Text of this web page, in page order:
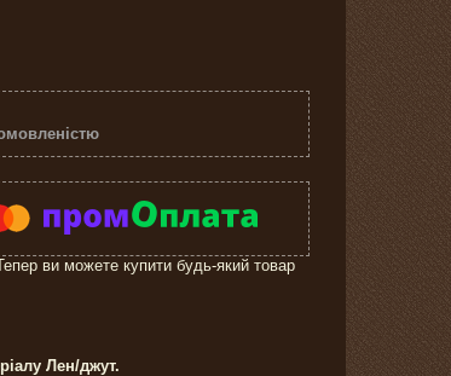
ви можете купити будь-який товар
Лен/джут.